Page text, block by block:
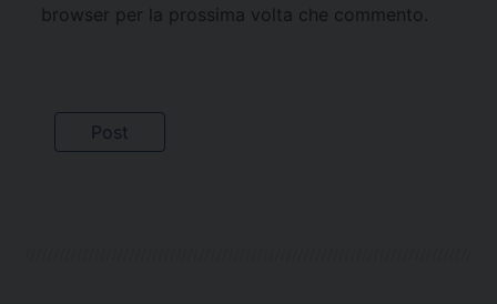
browser per la prossima volta che commento.